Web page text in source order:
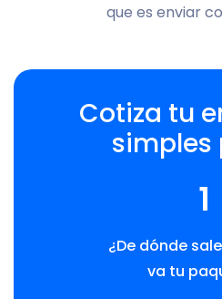
que es enviar
Cotiza tu
simples
1
¿De dónde
va tu